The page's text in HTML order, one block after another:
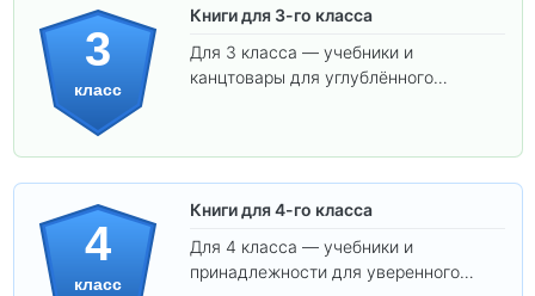
3
класс
Книги для 3-го класса
Для 3 класса — учебники и
канцтовары для углублённого
4
класс
Книги для 4-го класса
Для 4 класса — учебники и
принадлежности для уверенного